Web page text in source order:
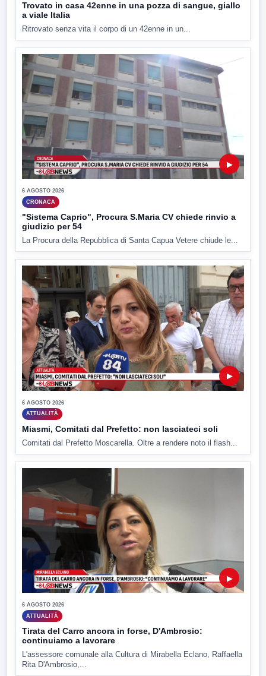
Trovato in casa 42enne in una pozza di sangue, giallo
a viale Italia
Ritrovato senza vita il corpo di un 42enne in un...
▶
6 AGOSTO 2026
CRONACA
"Sistema Caprio", Procura S.Maria CV chiede rinvio a
giudizio per 54
La Procura della Repubblica di Santa Capua Vetere chiude le...
▶
6 AGOSTO 2026
ATTUALITÀ
Miasmi, Comitati dal Prefetto: non lasciateci soli
Comitati dal Prefetto Moscarella. Oltre a rendere noto il flash...
▶
6 AGOSTO 2026
ATTUALITÀ
Tirata del Carro ancora in forse, D'Ambrosio:
continuiamo a lavorare
L'assessore comunale alla Cultura di Mirabella Eclano, Raffaella
Rita D'Ambrosio,...